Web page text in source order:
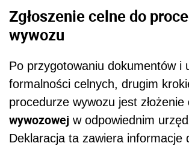
Zgłoszenie celne do
wywozu
Po przygotowaniu dokumentów i
formalności celnych, drugim
procedurze wywozu jest złożenie
wywozowej w odpowiednim
Deklaracja ta zawiera informacje